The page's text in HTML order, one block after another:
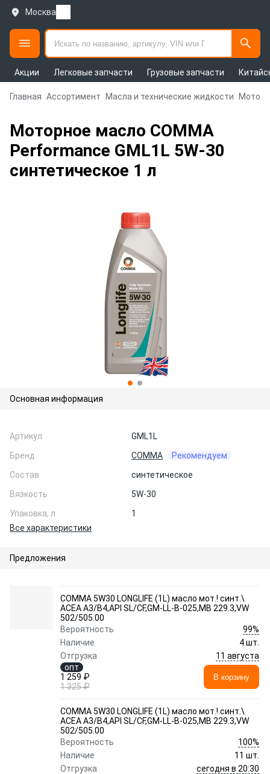
Москва
Акции Легковые запчасти Грузовые запчасти
Главная Ассортимент Масла и технические жидкости
Моторное масло COMMA
Performance GML1L 5W-30
синтетическое 1 л
Основная информация
Артикул
GML1L
Бренд
COMMA
Рекомендуем
Состав
синтетическое
Вязкость
5W-30
Упаковка, л
1
Все характеристики
Предложения
COMMA 5W30 LONGLIFE (1L) масло мот.! синт.\
ACEA A3/B4,API SL/CF,GM-LL-B-025,MB 229.3,VW
502/505.00
Вероятность
99%
Наличие
4 шт.
Отгрузка
11 августа
опт
1 259 ₽
1 325 ₽
В корзину
COMMA 5W30 LONGLIFE (1L) масло мот.! синт.\
ACEA A3/B4,API SL/CF,GM-LL-B-025,MB 229.3,VW
502/505.00
Вероятность
100%
Наличие
11 шт.
Отгрузка
сегодня в 20:30